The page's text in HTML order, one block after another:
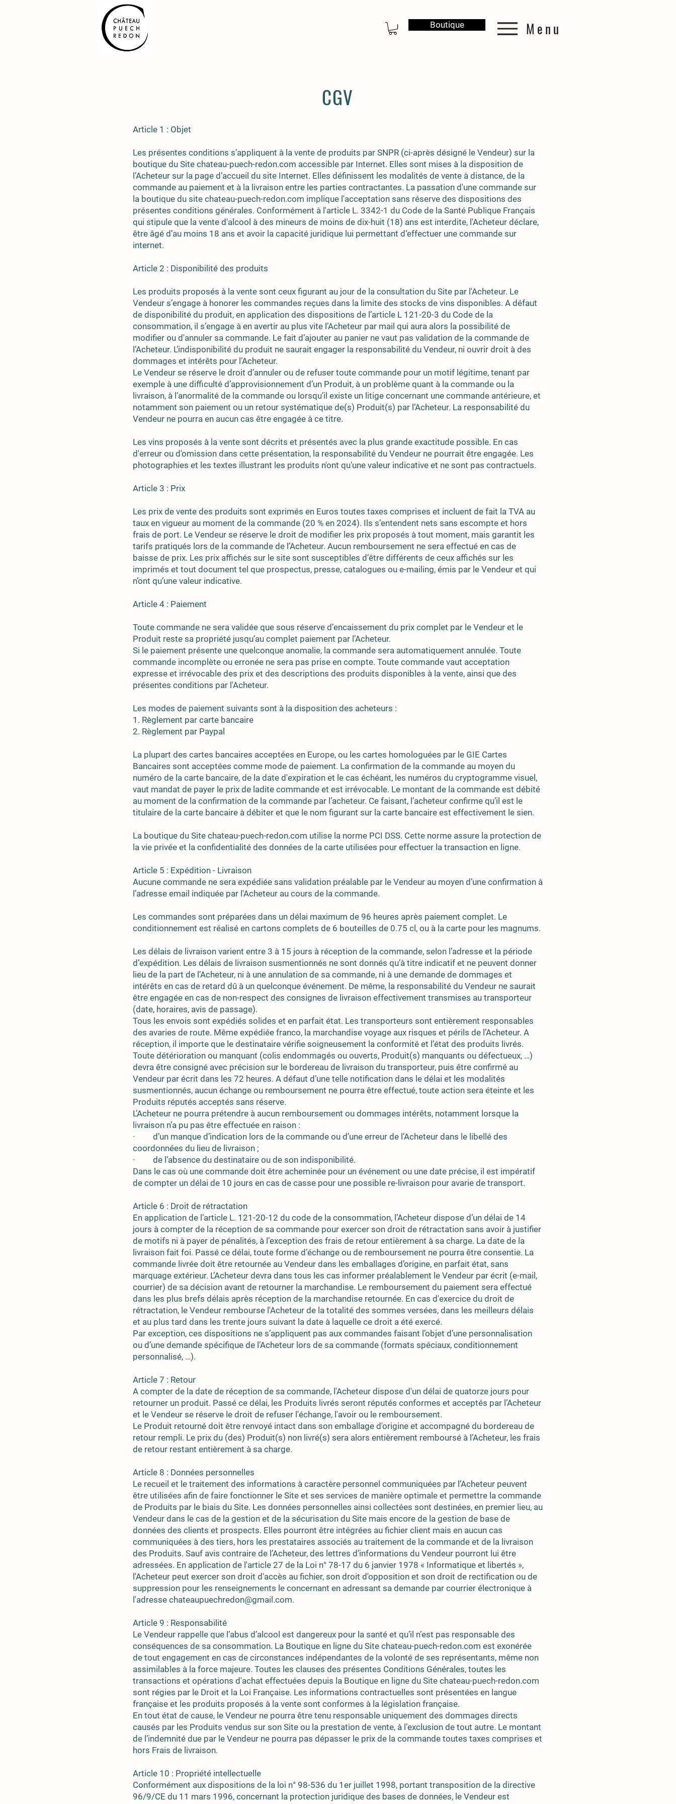
Boutique Menu
CGV
Article 1 : Objet
Les présentes conditions s’appliquent à la vente de produits par SNPR (ci-après désigné le Vendeur) sur la
boutique du Site chateau-puech-redon.com accessible par Internet. Elles sont mises à la disposition de
l’Acheteur sur la page d’accueil du site Internet. Elles définissent les modalités de vente à distance, de la
commande au paiement et à la livraison entre les parties contractantes. La passation d'une commande sur
la boutique du site chateau-puech-redon.com implique l'acceptation sans réserve des dispositions des
présentes conditions générales. Conformément à l'article L. 3342-1 du Code de la Santé Publique Français
qui stipule que la vente d'alcool à des mineurs de moins de dix-huit (18) ans est interdite, l'Acheteur déclare,
être âgé d’au moins 18 ans et avoir la capacité juridique lui permettant d’effectuer une commande sur
internet.
Article 2 : Disponibilité des produits
Les produits proposés à la vente sont ceux figurant au jour de la consultation du Site par l'Acheteur. Le
Vendeur s’engage à honorer les commandes reçues dans la limite des stocks de vins disponibles. A défaut
de disponibilité du produit, en application des dispositions de l’article L 121-20-3 du Code de la
consommation, il s’engage à en avertir au plus vite l’Acheteur par mail qui aura alors la possibilité de
modifier ou d'annuler sa commande. Le fait d’ajouter au panier ne vaut pas validation de la commande de
l’Acheteur. L’indisponibilité du produit ne saurait engager la responsabilité du Vendeur, ni ouvrir droit à des
dommages et intérêts pour l’Acheteur.
Le Vendeur se réserve le droit d’annuler ou de refuser toute commande pour un motif légitime, tenant par
exemple à une difficulté d’approvisionnement d’un Produit, à un problème quant à la commande ou la
livraison, à l’anormalité de la commande ou lorsqu’il existe un litige concernant une commande antérieure, et
notamment son paiement ou un retour systématique de(s) Produit(s) par l’Acheteur. La responsabilité du
Vendeur ne pourra en aucun cas être engagée à ce titre.
Les vins proposés à la vente sont décrits et présentés avec la plus grande exactitude possible. En cas
d'erreur ou d'omission dans cette présentation, la responsabilité du Vendeur ne pourrait être engagée. Les
photographies et les textes illustrant les produits n'ont qu'une valeur indicative et ne sont pas contractuels.
Article 3 : Prix
Les prix de vente des produits sont exprimés en Euros toutes taxes comprises et incluent de fait la TVA au
taux en vigueur au moment de la commande (20 % en 2024). Ils s’entendent nets sans escompte et hors
frais de port. Le Vendeur se réserve le droit de modifier les prix proposés à tout moment, mais garantit les
tarifs pratiqués lors de la commande de l’Acheteur. Aucun remboursement ne sera effectué en cas de
baisse de prix. Les prix affichés sur le site sont susceptibles d’être différents de ceux affichés sur les
imprimés et tout document tel que prospectus, presse, catalogues ou e-mailing, émis par le Vendeur et qui
n’ont qu’une valeur indicative.
Article 4 : Paiement
Toute commande ne sera validée que sous réserve d’encaissement du prix complet par le Vendeur et le
Produit reste sa propriété jusqu’au complet paiement par l’Acheteur.
Si le paiement présente une quelconque anomalie, la commande sera automatiquement annulée. Toute
commande incomplète ou erronée ne sera pas prise en compte. Toute commande vaut acceptation
expresse et irrévocable des prix et des descriptions des produits disponibles à la vente, ainsi que des
présentes conditions par l'Acheteur.
Les modes de paiement suivants sont à la disposition des acheteurs :
1. Règlement par carte bancaire
2. Règlement par Paypal
La plupart des cartes bancaires acceptées en Europe, ou les cartes homologuées par le GIE Cartes
Bancaires sont acceptées comme mode de paiement. La confirmation de la commande au moyen du
numéro de la carte bancaire, de la date d'expiration et le cas échéant, les numéros du cryptogramme visuel,
vaut mandat de payer le prix de ladite commande et est irrévocable. Le montant de la commande est débité
au moment de la confirmation de la commande par l’acheteur. Ce faisant, l’acheteur confirme qu’il est le
titulaire de la carte bancaire à débiter et que le nom figurant sur la carte bancaire est effectivement le sien.
La boutique du Site chateau-puech-redon.com utilise la norme PCI DSS. Cette norme assure la protection de
la vie privée et la confidentialité des données de la carte utilisées pour effectuer la transaction en ligne.
Article 5 : Expédition - Livraison
Aucune commande ne sera expédiée sans validation préalable par le Vendeur au moyen d’une confirmation à
l’adresse email indiquée par l'Acheteur au cours de la commande.
Les commandes sont préparées dans un délai maximum de 96 heures après paiement complet. Le
conditionnement est réalisé en cartons complets de 6 bouteilles de 0.75 cl, ou à la carte pour les magnums.
Les délais de livraison varient entre 3 à 15 jours à réception de la commande, selon l’adresse et la période
d’expédition. Les délais de livraison susmentionnés ne sont donnés qu’à titre indicatif et ne peuvent donner
lieu de la part de l’Acheteur, ni à une annulation de sa commande, ni à une demande de dommages et
intérêts en cas de retard dû à un quelconque événement. De même, la responsabilité du Vendeur ne saurait
être engagée en cas de non-respect des consignes de livraison effectivement transmises au transporteur
(date, horaires, avis de passage).
Tous les envois sont expédiés solides et en parfait état. Les transporteurs sont entièrement responsables
des avaries de route. Même expédiée franco, la marchandise voyage aux risques et périls de l’Acheteur. A
réception, il importe que le destinataire vérifie soigneusement la conformité et l’état des produits livrés.
Toute détérioration ou manquant (colis endommagés ou ouverts, Produit(s) manquants ou défectueux, …)
devra être consigné avec précision sur le bordereau de livraison du transporteur, puis être confirmé au
Vendeur par écrit dans les 72 heures. A défaut d’une telle notification dans le délai et les modalités
susmentionnés, aucun échange ou remboursement ne pourra être effectué, toute action sera éteinte et les
Produits réputés acceptés sans réserve.
L’Acheteur ne pourra prétendre à aucun remboursement ou dommages intérêts, notamment lorsque la
livraison n’a pu pas être effectuée en raison :
· d’un manque d’indication lors de la commande ou d’une erreur de l’Acheteur dans le libellé des
coordonnées du lieu de livraison ;
· de l’absence du destinataire ou de son indisponibilité.
Dans le cas où une commande doit être acheminée pour un événement ou une date précise, il est impératif
de compter un délai de 10 jours en cas de casse pour une possible re-livraison pour avarie de transport.
Article 6 : Droit de rétractation
En application de l’article L. 121-20-12 du code de la consommation, l’Acheteur dispose d’un délai de 14
jours à compter de la réception de sa commande pour exercer son droit de rétractation sans avoir à justifier
de motifs ni à payer de pénalités, à l’exception des frais de retour entièrement à sa charge. La date de la
livraison fait foi. Passé ce délai, toute forme d’échange ou de remboursement ne pourra être consentie. La
commande livrée doit être retournée au Vendeur dans les emballages d’origine, en parfait état, sans
marquage extérieur. L’Acheteur devra dans tous les cas informer préalablement le Vendeur par écrit (e-mail,
courrier) de sa décision avant de retourner la marchandise. Le remboursement du paiement sera effectué
dans les plus brefs délais après réception de la marchandise retournée. En cas d'exercice du droit de
rétractation, le Vendeur rembourse l'Acheteur de la totalité des sommes versées, dans les meilleurs délais
et au plus tard dans les trente jours suivant la date à laquelle ce droit a été exercé.
Par exception, ces dispositions ne s’appliquent pas aux commandes faisant l’objet d’une personnalisation
ou d’une demande spécifique de l’Acheteur lors de sa commande (formats spéciaux, conditionnement
personnalisé, …).
Article 7 : Retour
A compter de la date de réception de sa commande, l'Acheteur dispose d'un délai de quatorze jours pour
retourner un produit. Passé ce délai, les Produits livrés seront réputés conformes et acceptés par l’Acheteur
et le Vendeur se réserve le droit de refuser l'échange, l'avoir ou le remboursement.
Le Produit retourné doit être renvoyé intact dans son emballage d'origine et accompagné du bordereau de
retour rempli. Le prix du (des) Produit(s) non livré(s) sera alors entièrement remboursé à l’Acheteur, les frais
de retour restant entièrement à sa charge.
Article 8 : Données personnelles
Le recueil et le traitement des informations à caractère personnel communiquées par l’Acheteur peuvent
être utilisées afin de faire fonctionner le Site et ses services de manière optimale et permettre la commande
de Produits par le biais du Site. Les données personnelles ainsi collectées sont destinées, en premier lieu, au
Vendeur dans le cas de la gestion et de la sécurisation du Site mais encore de la gestion de base de
données des clients et prospects. Elles pourront être intégrées au fichier client mais en aucun cas
communiquées à des tiers, hors les prestataires associés au traitement de la commande et de la livraison
des Produits. Sauf avis contraire de l’Acheteur, des lettres d’informations du Vendeur pourront lui être
adressées. En application de l'article 27 de la Loi n° 78-17 du 6 janvier 1978 « Informatique et libertés »,
l'Acheteur peut exercer son droit d'accès au fichier, son droit d'opposition et son droit de rectification ou de
suppression pour les renseignements le concernant en adressant sa demande par courrier électronique à
l'adresse chateaupuechredon@gmail.com.
Article 9 : Responsabilité
Le Vendeur rappelle que l’abus d’alcool est dangereux pour la santé et qu’il n’est pas responsable des
conséquences de sa consommation. La Boutique en ligne du Site chateau-puech-redon.com est exonérée
de tout engagement en cas de circonstances indépendantes de la volonté de ses représentants, même non
assimilables à la force majeure. Toutes les clauses des présentes Conditions Générales, toutes les
transactions et opérations d'achat effectuées depuis la Boutique en ligne du Site chateau-puech-redon.com
sont régies par le Droit et la Loi Française. Les informations contractuelles sont présentées en langue
française et les produits proposés à la vente sont conformes à la législation française.
En tout état de cause, le Vendeur ne pourra être tenu responsable uniquement des dommages directs
causés par les Produits vendus sur son Site ou la prestation de vente, à l’exclusion de tout autre. Le montant
de l’indemnité due par le Vendeur ne pourra pas dépasser le prix de la commande toutes taxes comprises et
hors Frais de livraison.
Article 10 : Propriété intellectuelle
Conformément aux dispositions de la loi n° 98-536 du 1er juillet 1998, portant transposition de la directive
96/9/CE du 11 mars 1996, concernant la protection juridique des bases de données, le Vendeur est